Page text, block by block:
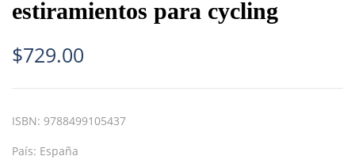
estiramientos para cycling
$729.00
ISBN: 9788499105437
País: España